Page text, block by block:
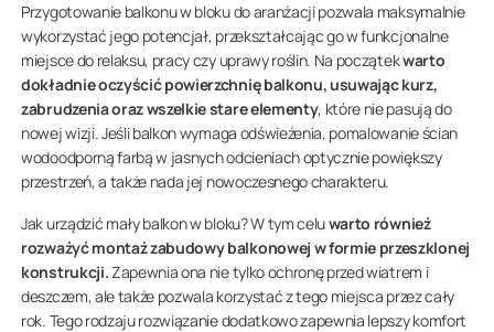
Przygotowanie balkonu w bloku do aranżacji pozwala maksymalnie
wykorzystać jego potencjał, przekształcając go w funkcjonalne
miejsce do relaksu, pracy czy uprawy roślin. Na początekwarto
dokładnie oczyścić powierzchnię balkonu, usuwając kurz,
zabrudzenia oraz wszelkie stare elementy, które nie pasują do
nowej wizji. Jeśli balkon wymaga odświeżenia, pomalowanie ścian
wodoodporną farbą w jasnych odcieniach optycznie powiększy
przestrzeń, a także nada jej nowoczesnego charakteru.
Jak urządzić mały balkon w bloku? W tym celuwarto również
rozważyć montaż zabudowy balkonowej w formie przeszklonej
konstrukcji.Zapewnia ona nie tylko ochronę przed wiatrem i
deszczem, ale także pozwala korzystać z tego miejsca przez cały
rok. Tego rodzaju rozwiązanie dodatkowo zapewnia lepszy komfort